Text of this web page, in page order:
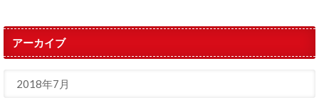
アーカイブ